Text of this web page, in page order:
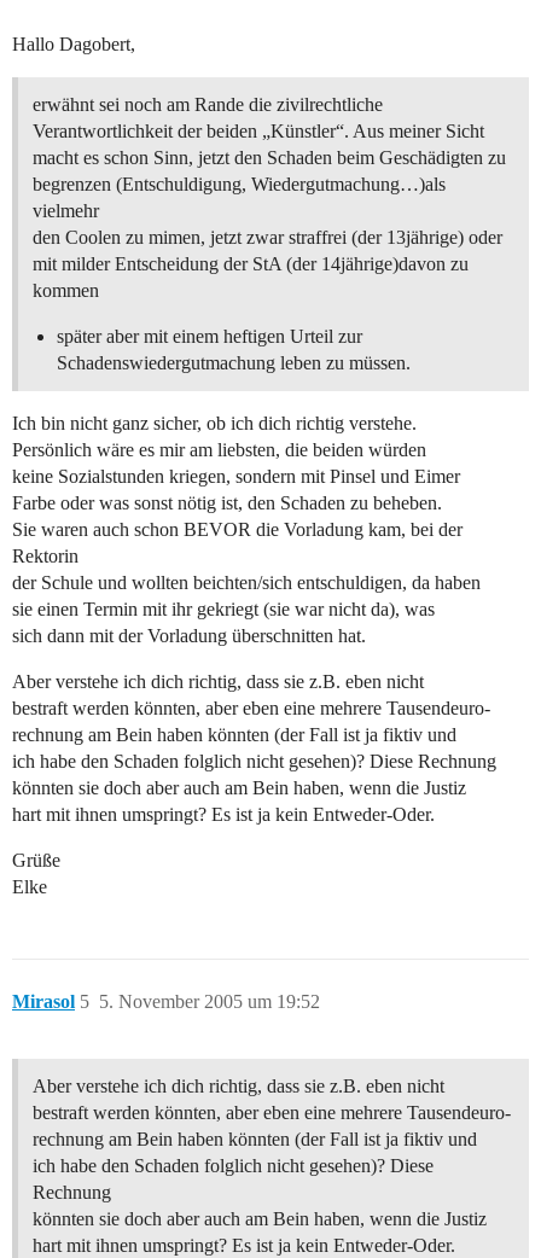
Hallo Dagobert,
erwähnt sei noch am Rande die zivilrechtliche
Verantwortlichkeit der beiden „Künstler“. Aus meiner Sicht
macht es schon Sinn, jetzt den Schaden beim Geschädigten zu
begrenzen (Entschuldigung, Wiedergutmachung…)als
vielmehr
den Coolen zu mimen, jetzt zwar straffrei (der 13jährige) oder
mit milder Entscheidung der StA (der 14jährige)davon zu
kommen
später aber mit einem heftigen Urteil zur
Schadenswiedergutmachung leben zu müssen.
Ich bin nicht ganz sicher, ob ich dich richtig verstehe.
Persönlich wäre es mir am liebsten, die beiden würden
keine Sozialstunden kriegen, sondern mit Pinsel und Eimer
Farbe oder was sonst nötig ist, den Schaden zu beheben.
Sie waren auch schon BEVOR die Vorladung kam, bei der
Rektorin
der Schule und wollten beichten/sich entschuldigen, da haben
sie einen Termin mit ihr gekriegt (sie war nicht da), was
sich dann mit der Vorladung überschnitten hat.
Aber verstehe ich dich richtig, dass sie z.B. eben nicht
bestraft werden könnten, aber eben eine mehrere Tausendeuro-
rechnung am Bein haben könnten (der Fall ist ja fiktiv und
ich habe den Schaden folglich nicht gesehen)? Diese Rechnung
könnten sie doch aber auch am Bein haben, wenn die Justiz
hart mit ihnen umspringt? Es ist ja kein Entweder-Oder.
Grüße
Elke
Mirasol 5. November 2005 um 19:52
5
Aber verstehe ich dich richtig, dass sie z.B. eben nicht
bestraft werden könnten, aber eben eine mehrere Tausendeuro-
rechnung am Bein haben könnten (der Fall ist ja fiktiv und
ich habe den Schaden folglich nicht gesehen)? Diese
Rechnung
könnten sie doch aber auch am Bein haben, wenn die Justiz
hart mit ihnen umspringt? Es ist ja kein Entweder-Oder.